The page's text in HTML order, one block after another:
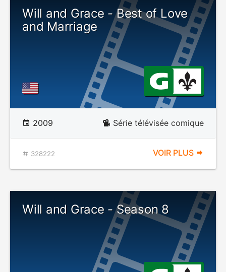
Will and Grace - Best of Love
and Marriage
2009 Série télévisée comique
328222 VOIR PLUS
Will and Grace - Season 8